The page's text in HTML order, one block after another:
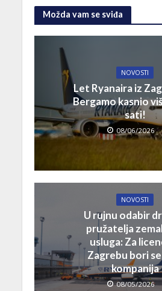
Možda vam se sviđa
NOVOSTI
Let Ryanaira iz
Bergamo kasnio
sati!
08/06/2026
NOVOSTI
U rujnu odabir
pružatelja
usluga: Za
Zagrebu bori
kompanija
08/05/2026